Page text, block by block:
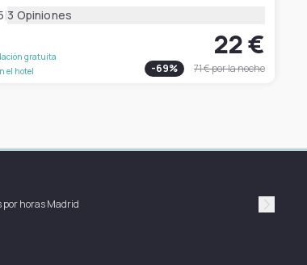
|3 Opiniones
gratuita
el hotel
22 €
-69% 71 €por la noche
por horas Madrid